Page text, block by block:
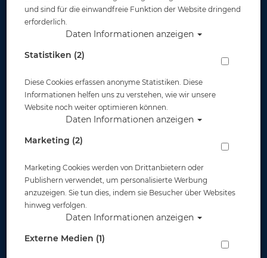
Schwimmbrillen
Schwimmhilfen & Training
und sind für die einwandfreie Funktion der Website dringend
erforderlich.
Daten Informationen anzeigen
Statistiken (2)
Diese Cookies erfassen anonyme Statistiken. Diese
Informationen helfen uns zu verstehen, wie wir unsere
Website noch weiter optimieren können.
Daten Informationen anzeigen
Marketing (2)
Marketing Cookies werden von Drittanbietern oder
Publishern verwendet, um personalisierte Werbung
anzuzeigen. Sie tun dies, indem sie Besucher über Websites
hinweg verfolgen.
Daten Informationen anzeigen
Externe Medien (1)